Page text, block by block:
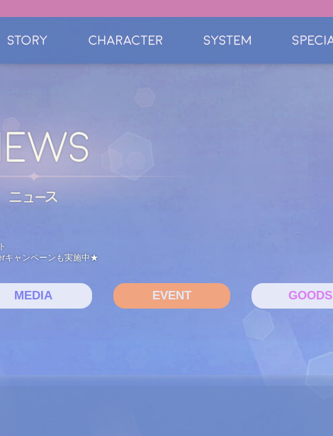
キャンペーンも実施中★
MEDIA EVENT GOODS